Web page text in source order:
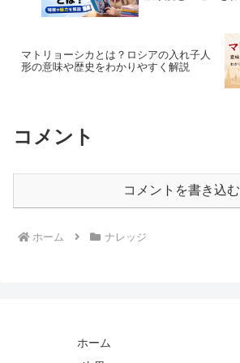
マトリョーシカとは？ロシアの入れ子人
形の意味や歴史をわかりやすく解説
コメント
コメントを書き込む
ホーム ナレッジ
ホーム